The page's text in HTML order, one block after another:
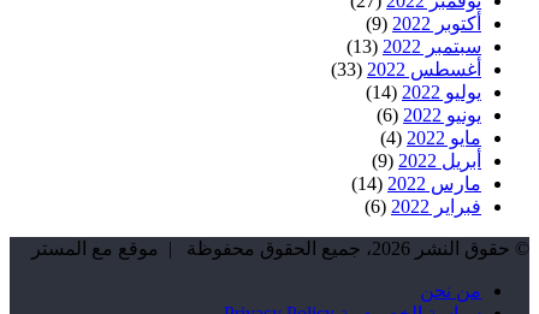
أكتوبر 2022
(9)
سبتمبر 2022
(13)
أغسطس 2022
(33)
يوليو 2022
(14)
يونيو 2022
(6)
مايو 2022
(4)
أبريل 2022
(9)
مارس 2022
(14)
فبراير 2022
(6)
© حقوق النشر 2026، جميع الحقوق محفوظة | موقع مع المستر
من نحن